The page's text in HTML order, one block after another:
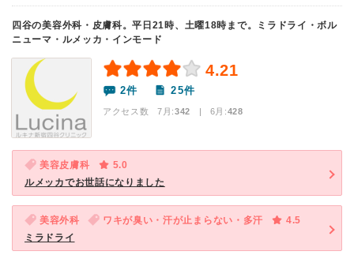
四谷の美容外科・皮膚科。平日21時、土曜18時まで。ミラドライ・ボル
ニューマ・ルメッカ・インモード
4.21
2件 25件
アクセス数 7月:342 | 6月:428
美容皮膚科
5.0
ルメッカでお世話になりました
美容外科 ワキが臭い・汗が止まらない・多汗
4.5
ミラドライ